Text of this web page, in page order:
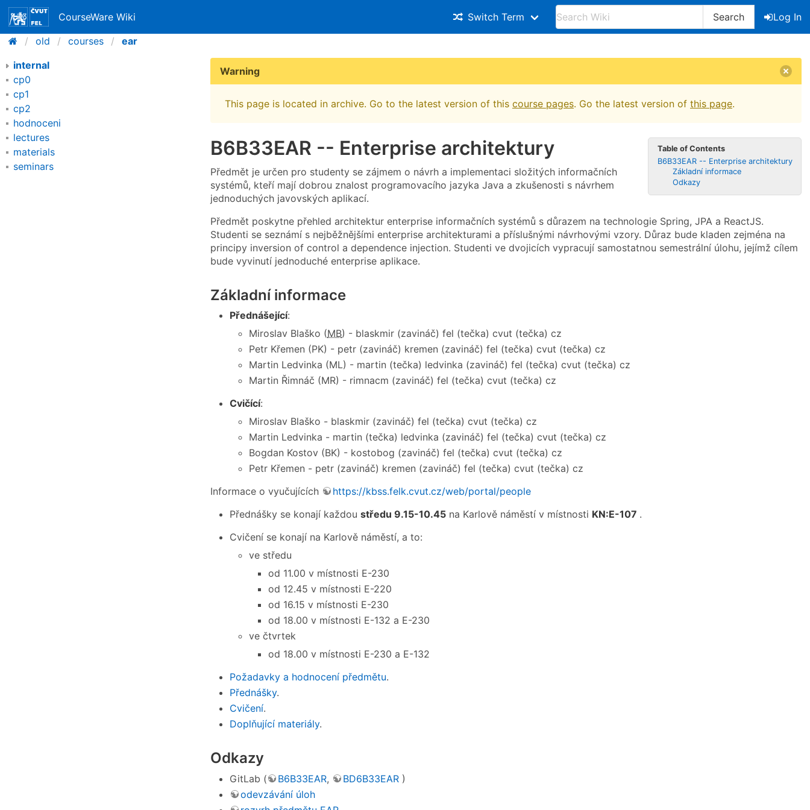
CourseWare Wiki Switch Term Search
Log In
old
courses
ear
internal
cp0
cp1
cp2
hodnoceni
lectures
materials
seminars
Warning
This page is located in archive. Go to the latest version of this course pages. Go the latest version of this page.
Table of Contents
B6B33EAR -- Enterprise architektury
Základní informace
Odkazy
B6B33EAR -- Enterprise architektury
Předmět je určen pro studenty se zájmem o návrh a implementaci složitých informačních
systémů, kteří mají dobrou znalost programovacího jazyka Java a zkušenosti s návrhem
jednoduchých javovských aplikací.
Předmět poskytne přehled architektur enterprise informačních systémů s důrazem na technologie Spring, JPA a ReactJS.
Studenti se seznámí s nejběžnějšími enterprise architekturami a příslušnými návrhovými vzory. Důraz bude kladen zejména na
principy inversion of control a dependence injection. Studenti ve dvojicích vypracují samostatnou semestrální úlohu, jejímž cílem
bude vyvinutí jednoduché enterprise aplikace.
Základní informace
Přednášející:
Miroslav Blaško (MB) - blaskmir (zavináč) fel (tečka) cvut (tečka) cz
Petr Křemen (PK) - petr (zavináč) kremen (zavináč) fel (tečka) cvut (tečka) cz
Martin Ledvinka (ML) - martin (tečka) ledvinka (zavináč) fel (tečka) cvut (tečka) cz
Martin Řimnáč (MR) - rimnacm (zavináč) fel (tečka) cvut (tečka) cz
Cvičící:
Miroslav Blaško - blaskmir (zavináč) fel (tečka) cvut (tečka) cz
Martin Ledvinka - martin (tečka) ledvinka (zavináč) fel (tečka) cvut (tečka) cz
Bogdan Kostov (BK) - kostobog (zavináč) fel (tečka) cvut (tečka) cz
Petr Křemen - petr (zavináč) kremen (zavináč) fel (tečka) cvut (tečka) cz
Informace o vyučujících
https://kbss.felk.cvut.cz/web/portal/people
Přednášky se konají každou středu 9.15-10.45 na Karlově náměstí v místnosti KN:E-107 .
Cvičení se konají na Karlově náměstí, a to:
ve středu
od 11.00 v místnosti E-230
od 12.45 v místnosti E-220
od 16.15 v místnosti E-230
od 18.00 v místnosti E-132 a E-230
ve čtvrtek
od 18.00 v místnosti E-230 a E-132
Požadavky a hodnocení předmětu.
Přednášky.
Cvičení.
Doplňující materiály.
Odkazy
GitLab ( B6B33EAR, BD6B33EAR )
odevzávání úloh